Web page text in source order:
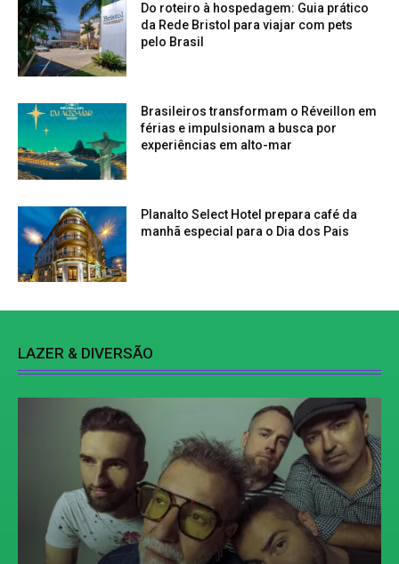
Do roteiro à hospedagem: Guia prático
da Rede Bristol para viajar com pets
pelo Brasil
Brasileiros transformam o Réveillon em
férias e impulsionam a busca por
experiências em alto-mar
Planalto Select Hotel prepara café da
manhã especial para o Dia dos Pais
LAZER & DIVERSÃO